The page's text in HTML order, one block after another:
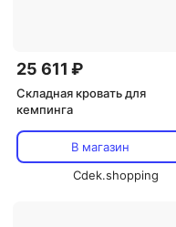
25 611 ₽
Складная кровать для
кемпинга
В магазин
Cdek.shopping